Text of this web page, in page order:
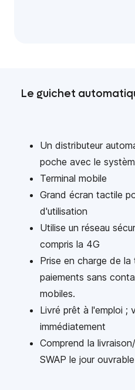
Le guichet
Un distributeur
poche avec le
Terminal mobile
Grand écran tactile
d'utilisation
Utilise un réseau
compris la 4G
Prise en charge de
paiements sans
mobiles.
Livré prêt à l'emploi ;
immédiatement
Comprend la
SWAP le jour